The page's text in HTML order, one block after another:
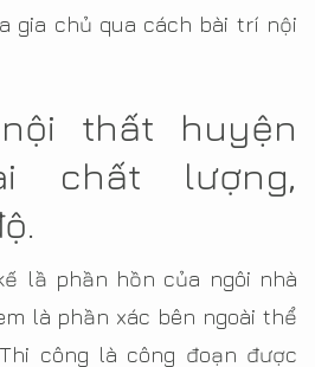
gia chủ qua cách bài trí nội
thất huyện
chất lượng,
lầ phần hồn của ngôi nhà
là phần xác bên ngoài thể
công là công đoạn được